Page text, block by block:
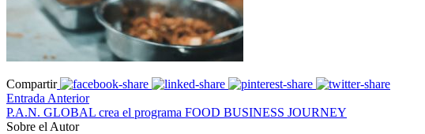
Compartir
Entrada Anterior
P.A.N. GLOBAL crea el programa FOOD BUSINESS JOURNEY
Sobre el Autor